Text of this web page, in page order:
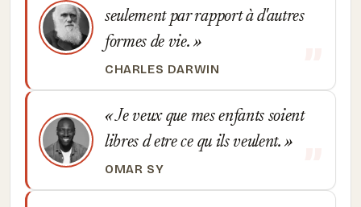
seulement par rapport à d'autres
formes de vie.
CHARLES DARWIN
Je veux que mes enfants soient
libres d etre ce qu ils veulent.
OMAR SY